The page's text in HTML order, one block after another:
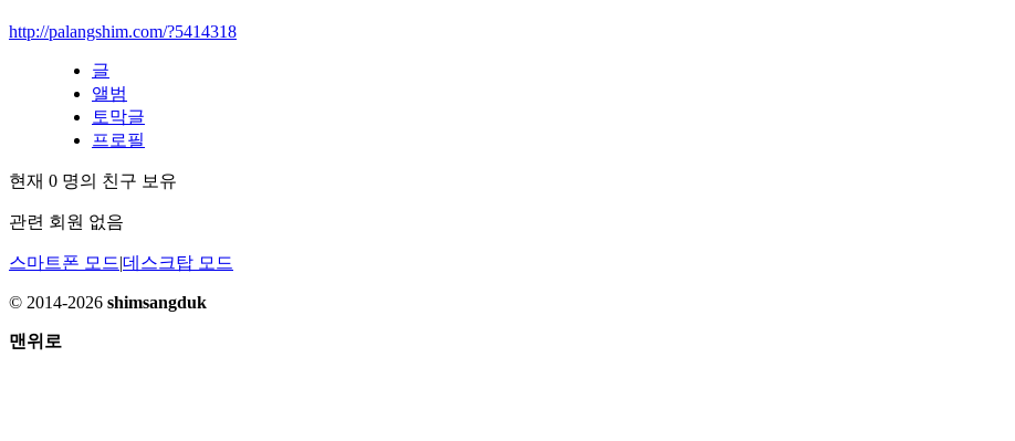
http://palangshim.com/?5414318
글
앨범
토막글
프로필
현재 0 명의 친구 보유
관련 회원 없음
스마트폰 모드|데스크탑 모드
© 2014-2026 shimsangduk
맨위로